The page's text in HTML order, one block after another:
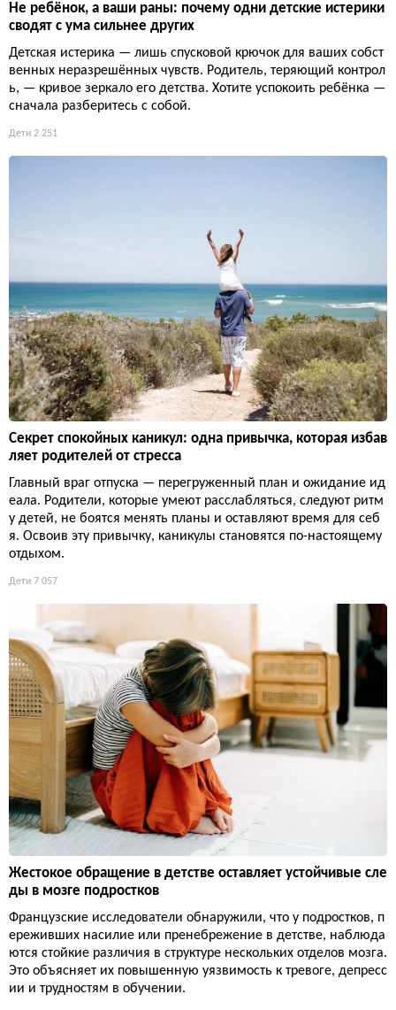
Не ребёнок, а ваши раны: почему одни детские истерики
сводят с ума сильнее других
Детская истерика — лишь спусковой крючок для ваших собст
венных неразрешённых чувств. Родитель, теряющий контрол
ь, — кривое зеркало его детства. Хотите успокоить ребёнка —
сначала разберитесь с собой.
Дети 2 251
Секрет спокойных каникул: одна привычка, которая избав
ляет родителей от стресса
Главный враг отпуска — перегруженный план и ожидание ид
еала. Родители, которые умеют расслабляться, следуют ритм
у детей, не боятся менять планы и оставляют время для себ
я. Освоив эту привычку, каникулы становятся по-настоящему
отдыхом.
Дети 7 057
Жестокое обращение в детстве оставляет устойчивые сле
ды в мозге подростков
Французские исследователи обнаружили, что у подростков, п
ереживших насилие или пренебрежение в детстве, наблюда
ются стойкие различия в структуре нескольких отделов мозга.
Это объясняет их повышенную уязвимость к тревоге, депресс
ии и трудностям в обучении.